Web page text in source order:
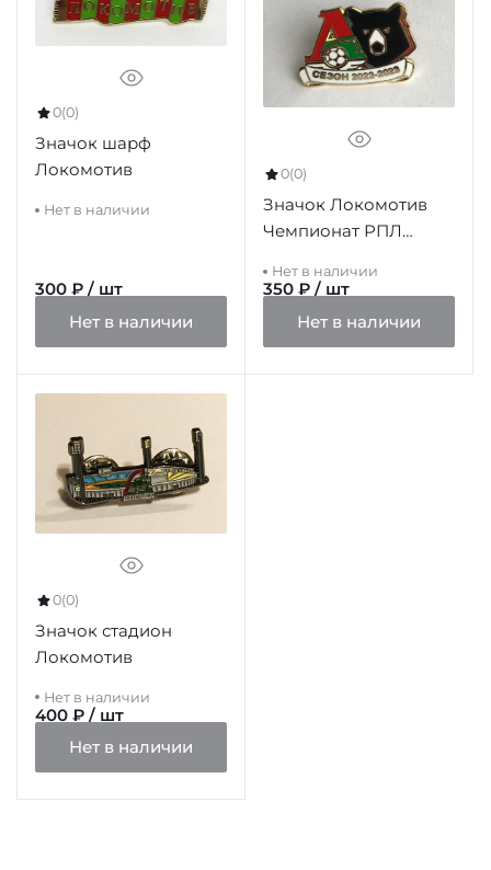
0(0)
Значок шарф
Локомотив
Нет в наличии
300 ₽ / шт
Нет в наличии
0(0)
Значок Локомотив
Чемпионат РПЛ
Нет в наличии
350 ₽ / шт
Нет в наличии
0(0)
Значок стадион
Локомотив
Нет в наличии
400 ₽ / шт
Нет в наличии